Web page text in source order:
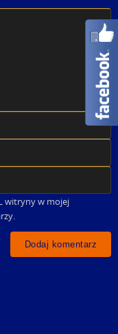
witryny w mojej